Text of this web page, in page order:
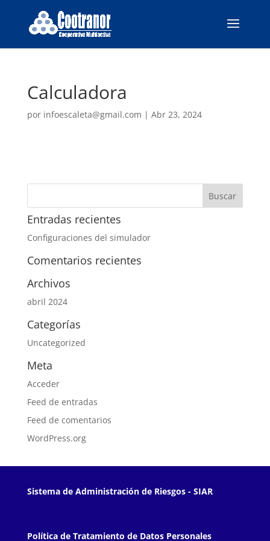
Calculadora
por infoescaleta@gmail.com | Abr 23, 2024
Entradas recientes
Configuraciones del simulador
Comentarios recientes
Archivos
abril 2024
Categorías
Uncategorized
Meta
Acceder
Feed de entradas
Feed de comentarios
WordPress.org
Sistema de Administración de Riesgos - SIAR
Política de Tratamiento de Datos Personales